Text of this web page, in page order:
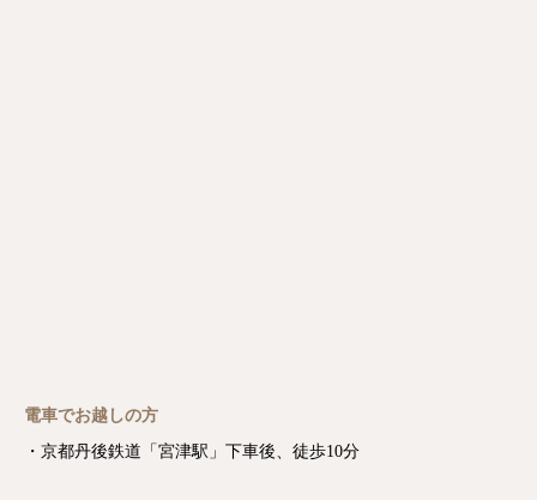
電車でお越しの方
・京都丹後鉄道「宮津駅」下車後、徒歩10分